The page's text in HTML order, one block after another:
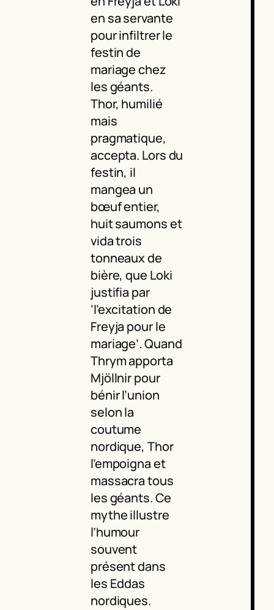
en sa servante
pour infiltrer le
festin de
mariage chez
les géants.
Thor, humilié
mais
pragmatique,
accepta. Lors du
festin, il
mangea un
bœuf entier,
huit saumons et
vida trois
tonneaux de
bière, que Loki
justifia par
‘l’excitation de
Freyja pour le
mariage’. Quand
Thrym apporta
Mjöllnir pour
bénir l’union
selon la
coutume
nordique, Thor
l’empoigna et
massacra tous
les géants. Ce
mythe illustre
l’humour
souvent
présent dans
les Eddas
nordiques.